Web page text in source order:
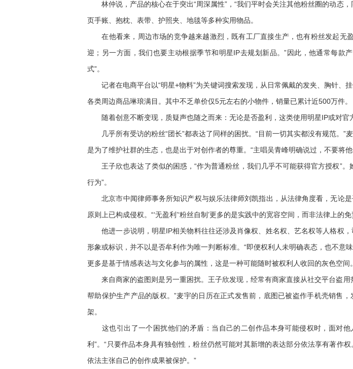
林仲说，产品的核心在于突出“周深属性”，“我们平时会关注其他粉丝圈的动态
页手账、抱枕、表带、护照夹、地毯等多种实用物品。
在他看来，周边市场的竞争越来越激烈，既有工厂直接生产，也有粉丝发起无
迎；另一方面，我们也要主动根据季节和明星IP去规划新品。”因此，他通常每款
式”。
记者在电商平台以“明星+物料”为关键词搜索发现，从日常佩戴的发夹、胸针、
各类周边商品琳琅满目。其中不乏单价仅5元左右的小物件，销量已累计近500万件。
随着创意不断变现，质疑声也随之而来：无论是否盈利，这类使用明星IP或对官
几乎所有受访的粉丝“团长”都表达了同样的困扰。“目前一切其实都没有规范。”
是为了维护社群的生态，也是出于对创作者的尊重。“主唱吴青峰明确说过，不要将
王子欣也表达了类似的困惑，“作为普通粉丝，我们几乎不可能获得官方授权”。
行为”。
北京市中闻律师事务所知识产权与娱乐法律师刘凯指出，从法律角度看，无论是
原则上已构成侵权。“‘无盈利’‘粉丝自制’更多的是实践中的宽容空间，而非法律上的免
他进一步说明，明星IP相关物料往往还涉及肖像权、姓名权、艺名权等人格权
形象或标识，并不以是否牟利作为唯一判断标准。“即便权利人未明确表态，也不意
更多是基于情感表达与文化参与的属性，这是一种可能随时被权利人收回的灰色空间
来自商家的盗图则是另一重困扰。王子欣发现，经常有商家直接从社交平台盗用
帮助保护生产产品的版权。”麦宇的日历在正式发售前，底图已被盗作手机壳销售
架。
这也引出了一个困扰他们的矛盾：当自己的二创作品本身可能侵权时，面对他
利”。“只要作品本身具有独创性，粉丝仍然可能对其新增的表达部分依法享有著作
依法主张自己的创作成果被保护。”